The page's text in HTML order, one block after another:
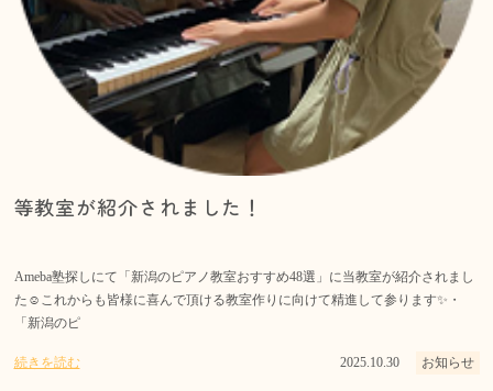
等教室が紹介されました！
Ameba塾探しにて「新潟のピアノ教室おすすめ48選」に当教室が紹介されまし
た☺️これからも皆様に喜んで頂ける教室作りに向けて精進して参ります✨・
「新潟のピ
続きを読む 2025.10.30 お知らせ